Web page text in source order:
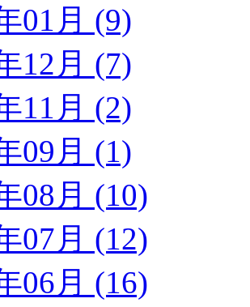
01月 (9)
12月 (7)
11月 (2)
09月 (1)
08月 (10)
07月 (12)
06月 (16)